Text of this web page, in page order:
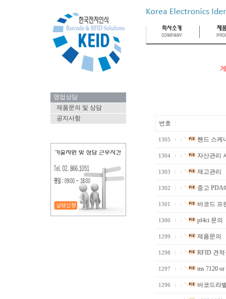
영업상담
제품문의 및 상담
공지사항
번호
1305 핸드 스케
1304 자산관리
1303 재고관리
1302 중고 PDA
1301 바코드 프
1300 pf4ci 문의
1299 제품문의
1298 RFID 견
1297 ms 7120 or
1296 바코드라